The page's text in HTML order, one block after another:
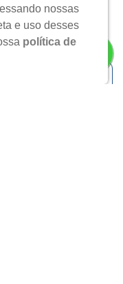
de Funcionamento da
nossas
e uso desses
política de